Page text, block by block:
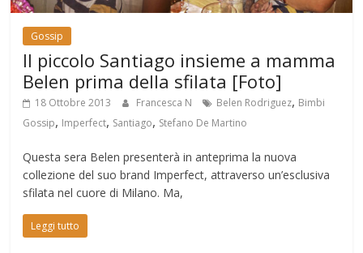
Gossip
Il piccolo Santiago insieme a mamma
Belen prima della sfilata [Foto]
18 Ottobre 2013 Francesca N Belen Rodriguez, Bimbi
Gossip, Imperfect, Santiago, Stefano De Martino
Questa sera Belen presenterà in anteprima la nuova
collezione del suo brand Imperfect, attraverso un’esclusiva
sfilata nel cuore di Milano. Ma,
Leggi tutto